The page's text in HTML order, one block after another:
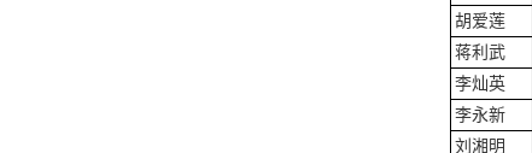
胡爱莲
蒋利武
李灿英
李永新
刘湘明